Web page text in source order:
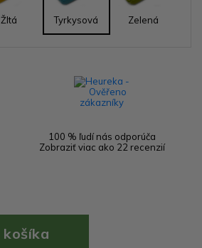
Žltá Tyrkysová Zelená
100 % ľudí nás odporúča
Zobraziť viac ako 22 recenzií